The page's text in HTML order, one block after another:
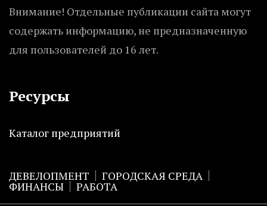
Внимание! Отдельные публикации сайта могут
содержать информацию, не предназначенную
для пользователей до 16 лет.
Ресурсы
Каталог предприятий
ДЕВЕЛОПМЕНТ ГОРОДСКАЯ СРЕДА
ФИНАНСЫ РАБОТА